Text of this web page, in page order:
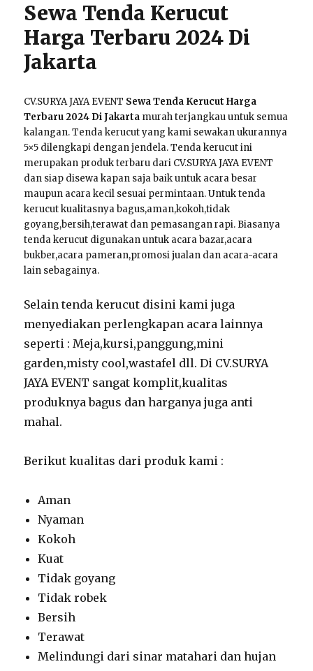
Sewa Tenda Kerucut
Harga Terbaru 2024 Di
Jakarta
CV.SURYA JAYA EVENT Sewa Tenda Kerucut Harga
Terbaru 2024 Di Jakarta murah terjangkau untuk semua
kalangan. Tenda kerucut yang kami sewakan ukurannya
5×5 dilengkapi dengan jendela. Tenda kerucut ini
merupakan produk terbaru dari CV.SURYA JAYA EVENT
dan siap disewa kapan saja baik untuk acara besar
maupun acara kecil sesuai permintaan. Untuk tenda
kerucut kualitasnya bagus,aman,kokoh,tidak
goyang,bersih,terawat dan pemasangan rapi. Biasanya
tenda kerucut digunakan untuk acara bazar,acara
bukber,acara pameran,promosi jualan dan acara-acara
lain sebagainya.
Selain tenda kerucut disini kami juga
menyediakan perlengkapan acara lainnya
seperti : Meja,kursi,panggung,mini
garden,misty cool,wastafel dll. Di CV.SURYA
JAYA EVENT sangat komplit,kualitas
produknya bagus dan harganya juga anti
mahal.
Berikut kualitas dari produk kami :
Aman
Nyaman
Kokoh
Kuat
Tidak goyang
Tidak robek
Bersih
Terawat
Melindungi dari sinar matahari dan hujan